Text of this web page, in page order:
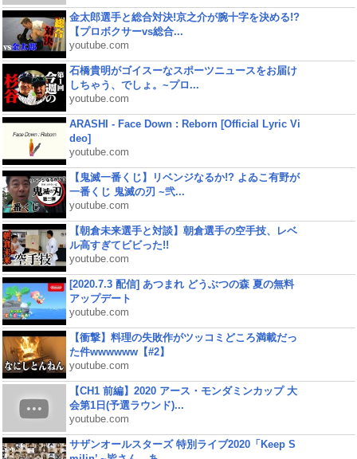
金太郎選手と総合対決!京之介が腕十字を決める!?
【プロボクサーvs総合...
youtube.com
石橋貴明がゴイスーなスポーツニュースをお届け
しちゃう、でしょ。~プロ...
youtube.com
ARASHI - Face Down : Reborn [Official Lyric Vi
deo]
youtube.com
【鬼滅一番くじ】リベンジなるか!? よゐこ有野が
一番くじ 鬼滅の刃 ~弐...
youtube.com
【朝倉未来選手と対談】朝倉選手の空手技、レベ
ル高すぎてビビった!!
youtube.com
[2020.7.3 配信] あつまれ どうぶつの森 夏の無料
アップデート
youtube.com
【衝撃】料理の失敗作がツッコミどころ満載だっ
た件wwwwww【#2】
youtube.com
【CH1 前編】2020 アース・モンダミンカップ 大
会第1日(予選ラウンド)...
youtube.com
サザンオールスターズ 特別ライブ2020「Keep S